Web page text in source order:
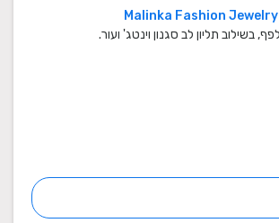
Malinka Fashion
בשילוב תליון לב סגנון וינטג' ועור.